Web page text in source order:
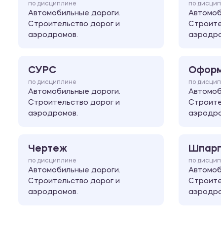
по дисциплине
Автомобильные дороги.
Строительство дорог и
аэродромов.
по
СУРС
по дисциплине
Автомобильные дороги.
Строительство дорог и
аэродромов.
по
Чертеж
по дисциплине
Автомобильные дороги.
Строительство дорог и
аэродромов.
по